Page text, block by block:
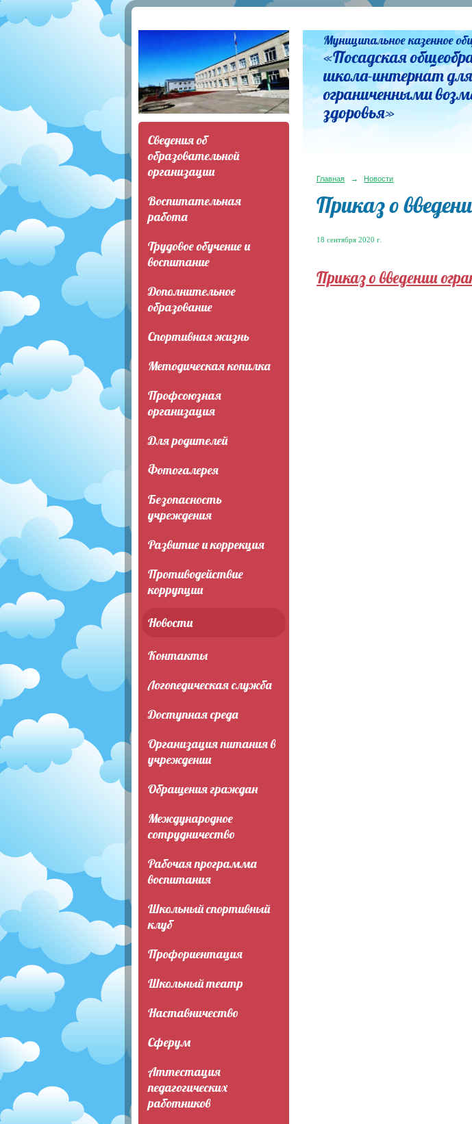
Сведения об
образовательной
организации
Воспитательная
работа
Трудовое обучение и
воспитание
Дополнительное
образование
Спортивная жизнь
Методическая копилка
Профсоюзная
организация
Для родителей
Фотогалерея
Безопасность
учреждения
Развитие и коррекция
Противодействие
коррупции
Новости
Контакты
Логопедическая служба
Доступная среда
Организация питания в
учреждении
Обращения граждан
Международное
сотрудничество
Рабочая программа
воспитания
Школьный спортивный
клуб
Профориентация
Школьный театр
Наставничество
Сферум
Аттестация
педагогических
работников
Муниципальное казенное
«Посадская
школа-интернат
ограниченными
здоровья»
Главная → Новости
Приказ о
18 сентября 2020 г.
Приказ о введении